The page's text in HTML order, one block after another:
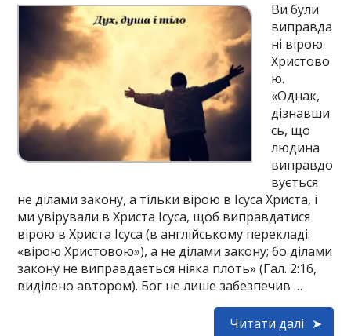
Ви були
виправда
ні вірою
Христово
ю.
«Однак,
дізнавши
сь, що
людина
виправдо
вується
не ділами закону, а тільки вірою в Ісуса Христа, і
ми увірували в Христа Ісуса, щоб виправдатися
вірою в Христа Ісуса (в англійському перекладі:
«вірою Христовою»), а не ділами закону; бо ділами
закону не виправдається ніяка плоть» (Гал. 2:16,
виділено автором). Бог не лише забезпечив …
Читати далі